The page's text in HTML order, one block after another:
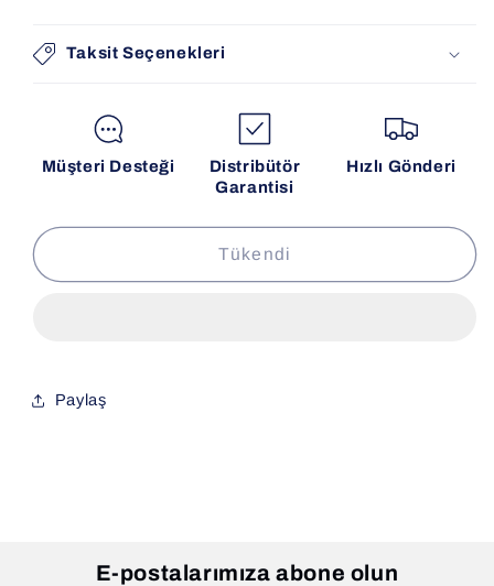
Taksit Seçenekleri
Müşteri Desteği
Distribütör
Garantisi
Hızlı Gönderi
Tükendi
Paylaş
E-postalarımıza abone olun